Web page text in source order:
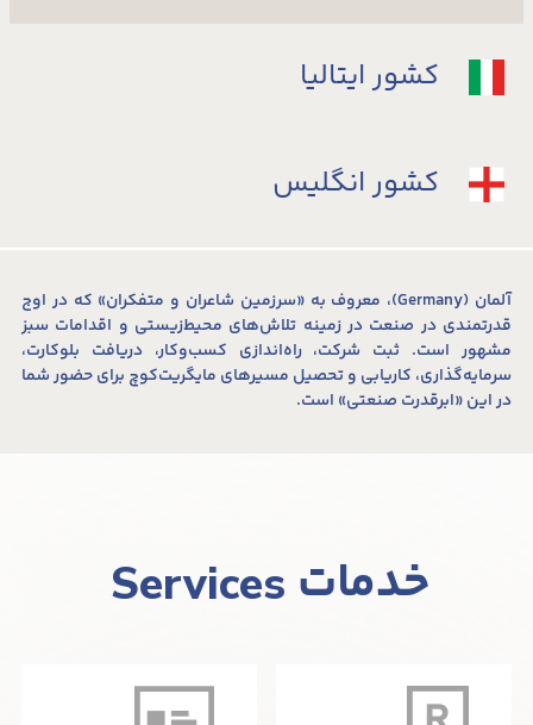
کشور ایتالیا
کشور انگلیس
آلمان (Germany)‌، معروف به «سرزمین شاعران و متفکران» که در اوج
قدرتمندی در صنعت در زمینه تلاش‌های محیط‌زیستی و اقدامات سبز
مشهور است. ثبت‌ شرکت،‌ راه‌اندازی کسب‌و‌کار، دریافت بلوکارت،
سرمایه‌گذاری، کاریابی و تحصیل مسیر‌های مایگریت‌کوچ برای حضور شما
در این «ابرقدرت صنعتی‌» است.
خدمات Services